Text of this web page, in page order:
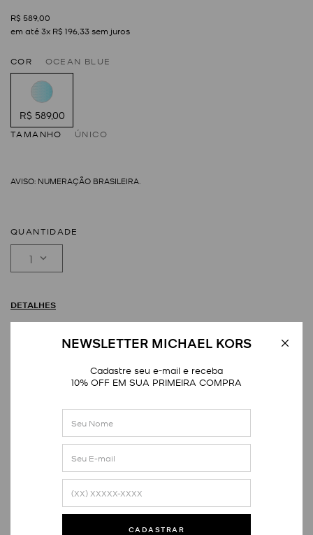
NEWSLETTER MICHAEL KORS
Cadastre seu e-mail e receba
10% OFF EM SUA PRIMEIRA COMPRA
CADASTRAR
R$ 589,00
em até3x R$ 19633sem juros
COR OCEAN BLUE
R$ 589,00
TAMANHO ÚNICO
QUANTIDADE
1
DETALHES
Avaliações
Este produto ainda não tem avaliações